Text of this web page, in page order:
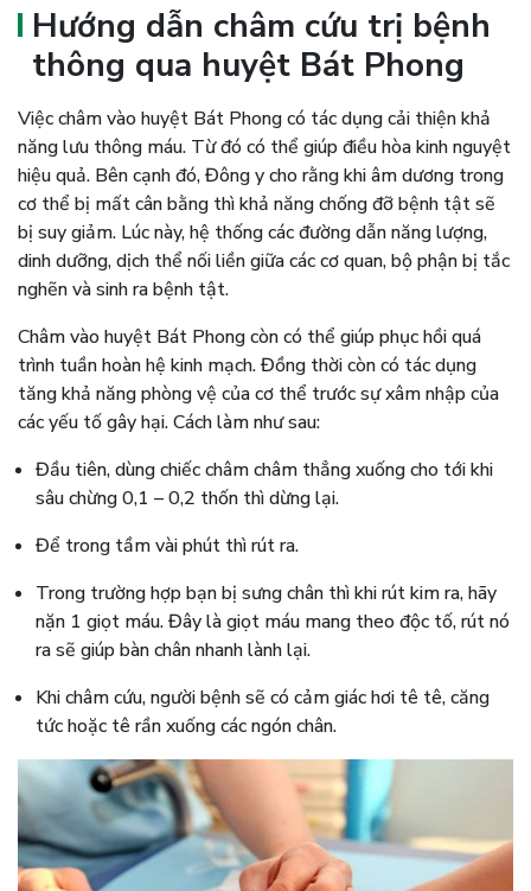
Hướng dẫn châm cứu trị bệnh
thông qua huyệt Bát Phong
Việc châm vào huyệt Bát Phong có tác dụng cải thiện khả
năng lưu thông máu. Từ đó có thể giúp điều hòa kinh nguyệt
hiệu quả. Bên cạnh đó, Đông y cho rằng khi âm dương trong
cơ thể bị mất cân bằng thì khả năng chống đỡ bệnh tật sẽ
bị suy giảm. Lúc này, hệ thống các đường dẫn năng lượng,
dinh dưỡng, dịch thể nối liền giữa các cơ quan, bộ phận bị tắc
nghẽn và sinh ra bệnh tật.
Châm vào huyệt Bát Phong còn có thể giúp phục hồi quá
trình tuần hoàn hệ kinh mạch. Đồng thời còn có tác dụng
tăng khả năng phòng vệ của cơ thể trước sự xâm nhập của
các yếu tố gây hại. Cách làm như sau:
Đầu tiên, dùng chiếc châm châm thẳng xuống cho tới khi
sâu chừng 0,1 – 0,2 thốn thì dừng lại.
Để trong tầm vài phút thì rút ra.
Trong trường hợp bạn bị sưng chân thì khi rút kim ra, hãy
nặn 1 giọt máu. Đây là giọt máu mang theo độc tố, rút nó
ra sẽ giúp bàn chân nhanh lành lại.
Khi châm cứu, người bệnh sẽ có cảm giác hơi tê tê, căng
tức hoặc tê rần xuống các ngón chân.